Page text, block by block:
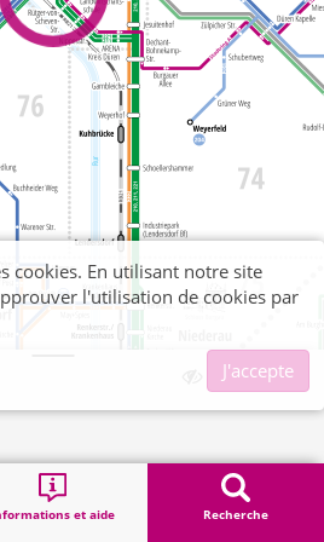
et aide Recherche
cookies. En utilisant notre site
l'utilisation de cookies par
J'accepte